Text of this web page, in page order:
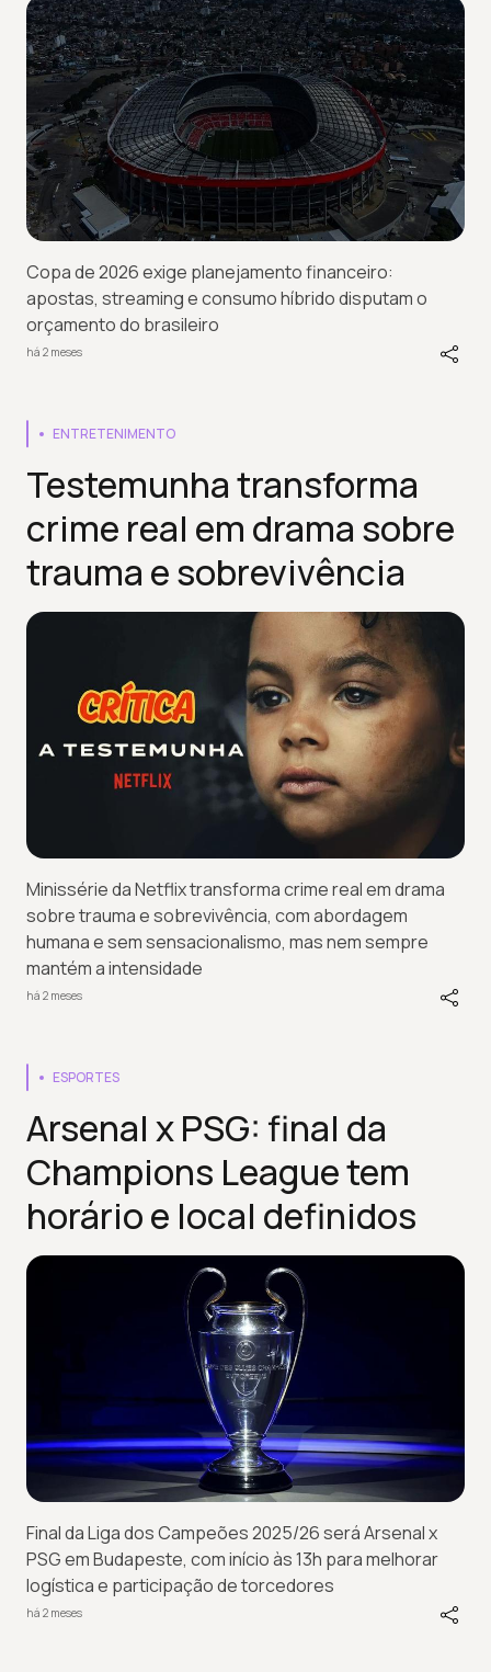
Copa de 2026 exige planejamento financeiro:
apostas, streaming e consumo híbrido disputam o
orçamento do brasileiro
há 2 meses
ENTRETENIMENTO
Testemunha transforma
crime real em drama sobre
trauma e sobrevivência
Minissérie da Netflix transforma crime real em drama
sobre trauma e sobrevivência, com abordagem
humana e sem sensacionalismo, mas nem sempre
mantém a intensidade
há 2 meses
ESPORTES
Arsenal x PSG: final da
Champions League tem
horário e local definidos
Final da Liga dos Campeões 2025/26 será Arsenal x
PSG em Budapeste, com início às 13h para melhorar
logística e participação de torcedores
há 2 meses